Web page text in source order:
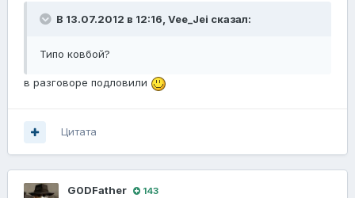
В 13.07.2012 в 12:16, Vee_Jei сказал:
Типо ковбой?
в разговоре подловили
Цитата
G0DFathеr 143